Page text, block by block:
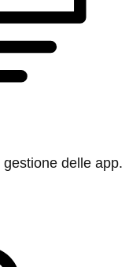
delle app.